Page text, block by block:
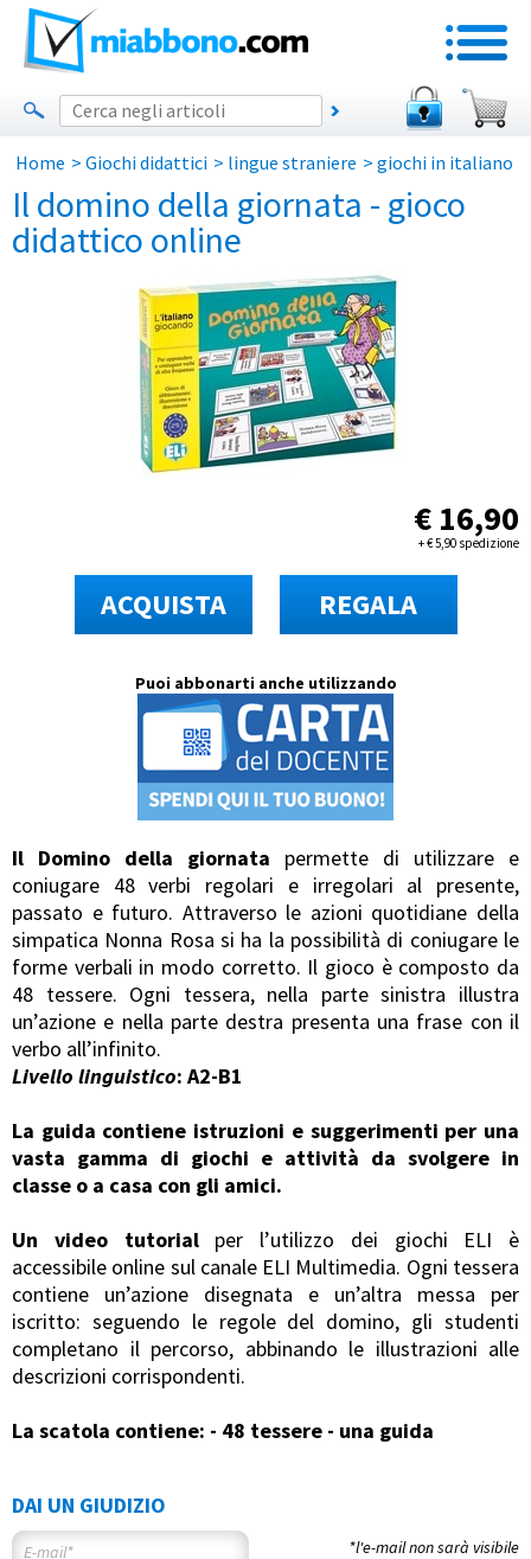
Home > Giochi didattici > lingue straniere > giochi in italiano
Il domino della giornata - gioco
didattico online
€ 16,90
+€5,90 spedizione
ACQUISTA REGALA
Puoi abbonarti anche utilizzando
Il Domino della giornata permette di utilizzare e
coniugare 48 verbi regolari e irregolari al presente,
passato e futuro. Attraverso le azioni quotidiane della
simpatica Nonna Rosa si ha la possibilità di coniugare le
forme verbali in modo corretto. Il gioco è composto da
48 tessere. Ogni tessera, nella parte sinistra illustra
un’azione e nella parte destra presenta una frase con il
verbo all’infinito.
Livello linguistico: A2-B1
La guida contiene istruzioni e suggerimenti per una
vasta gamma di giochi e attività da svolgere in
classe o a casa con gli amici.
Un video tutorialper l’utilizzo dei giochi ELI è
accessibile online sul canale ELI Multimedia. Ogni tessera
contiene un’azione disegnata e un’altra messa per
iscritto: seguendo le regole del domino, gli studenti
completano il percorso, abbinando le illustrazioni alle
descrizioni corrispondenti.
La scatola contiene: - 48 tessere - una guida
DAI UN GIUDIZIO
*l'e-mail non sarà visibile